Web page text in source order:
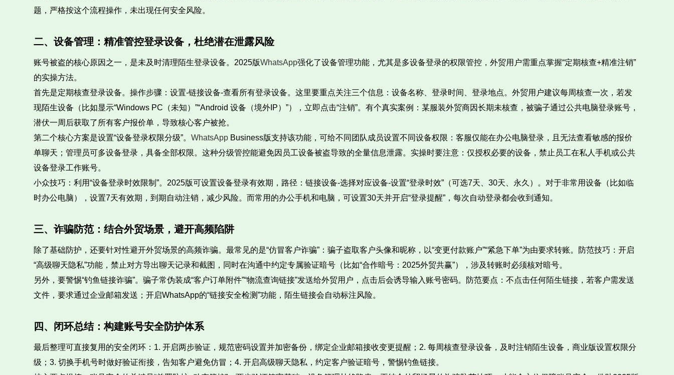
题，严格按这个流程操作，未出现任何安全风险。
二、设备管理：精准管控登录设备，杜绝潜在泄露风险
账号被盗的核心原因之一，是未及时清理陌生登录设备。2025版WhatsApp强化了设备管理功能，尤其是多设备登录的权限管控，外贸用户需重点掌握“定期核查+精准注销”
的实操方法。
首先是定期核查登录设备。操作步骤：设置-链接设备-查看所有登录设备。这里要重点关注三个信息：设备名称、登录时间、登录地点。外贸用户建议每周核查一次，若发
现陌生设备（比如显示“Windows PC（未知）”“Android 设备（境外IP）”），立即点击“注销”。有个真实案例：某服装外贸商因长期未核查，被骗子通过公共电脑登录账号，
潜伏一周后获取了所有客户报价单，导致核心客户被抢。
第二个核心方案是设置“设备登录权限分级”。WhatsApp Business版支持该功能，可给不同团队成员设置不同设备权限：客服仅能在办公电脑登录，且无法查看敏感的报价
单聊天；管理员可多设备登录，具备全部权限。这种分级管控能避免因员工设备被盗导致的全量信息泄露。实操时要注意：仅授权必要的设备，禁止员工在私人手机或公共
设备登录工作账号。
小众技巧：利用“设备登录时效限制”。2025版可设置设备登录有效期，路径：链接设备-选择对应设备-设置“登录时效”（可选7天、30天、永久）。对于非常用设备（比如临
时办公电脑），设置7天有效期，到期自动注销，减少风险。而常用的办公手机和电脑，可设置30天并开启“登录提醒”，每次自动登录都会收到通知。
三、诈骗防范：结合外贸场景，避开高频陷阱
除了基础防护，还要针对性避开外贸场景的高频诈骗。最常见的是“仿冒客户诈骗”：骗子盗取客户头像和昵称，以“变更付款账户”“紧急下单”为由要求转账。防范技巧：开启
“高级聊天隐私”功能，禁止对方导出聊天记录和截图，同时在沟通中约定专属验证暗号（比如“合作暗号：2025外贸共赢”），涉及转账时必须核对暗号。
另外，要警惕“钓鱼链接诈骗”。骗子常伪装成“客户订单附件”“物流查询链接”发送给外贸用户，点击后会诱导输入账号密码。防范要点：不点击任何陌生链接，若客户需发送
文件，要求通过企业邮箱发送；开启WhatsApp的“链接安全检测”功能，陌生链接会自动标注风险。
四、闭环总结：构建账号安全防护体系
最后整理可直接复用的安全闭环：1. 开启两步验证，规范密码设置并加密备份，绑定企业邮箱接收变更提醒；2. 每周核查登录设备，及时注销陌生设备，商业版设置权限分
级；3. 切换手机号时做好验证衔接，告知客户避免仿冒；4. 开启高级聊天隐私，约定客户验证暗号，警惕钓鱼链接。